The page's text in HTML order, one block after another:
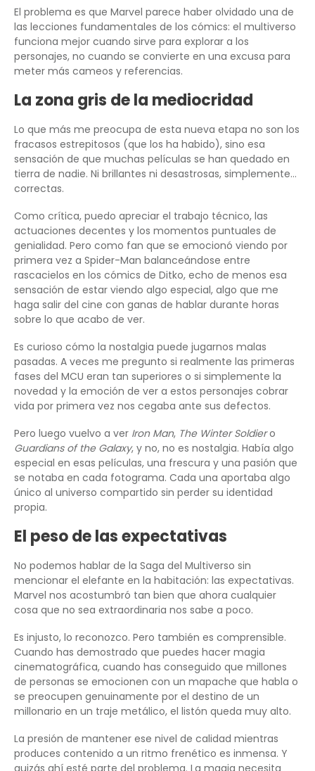
El problema es que Marvel parece haber olvidado una de
las lecciones fundamentales de los cómics: el multiverso
funciona mejor cuando sirve para explorar a los
personajes, no cuando se convierte en una excusa para
meter más cameos y referencias.
La zona gris de la mediocridad
Lo que más me preocupa de esta nueva etapa no son los
fracasos estrepitosos (que los ha habido), sino esa
sensación de que muchas películas se han quedado en
tierra de nadie. Ni brillantes ni desastrosas, simplemente…
correctas.
Como crítica, puedo apreciar el trabajo técnico, las
actuaciones decentes y los momentos puntuales de
genialidad. Pero como fan que se emocionó viendo por
primera vez a Spider-Man balanceándose entre
rascacielos en los cómics de Ditko, echo de menos esa
sensación de estar viendo algo especial, algo que me
haga salir del cine con ganas de hablar durante horas
sobre lo que acabo de ver.
Es curioso cómo la nostalgia puede jugarnos malas
pasadas. A veces me pregunto si realmente las primeras
fases del MCU eran tan superiores o si simplemente la
novedad y la emoción de ver a estos personajes cobrar
vida por primera vez nos cegaba ante sus defectos.
Pero luego vuelvo a ver Iron Man, The Winter Soldiero
Guardians of the Galaxy, y no, no es nostalgia. Había algo
especial en esas películas, una frescura y una pasión que
se notaba en cada fotograma. Cada una aportaba algo
único al universo compartido sin perder su identidad
propia.
El peso de las expectativas
No podemos hablar de la Saga del Multiverso sin
mencionar el elefante en la habitación: las expectativas.
Marvel nos acostumbró tan bien que ahora cualquier
cosa que no sea extraordinaria nos sabe a poco.
Es injusto, lo reconozco. Pero también es comprensible.
Cuando has demostrado que puedes hacer magia
cinematográfica, cuando has conseguido que millones
de personas se emocionen con un mapache que habla o
se preocupen genuinamente por el destino de un
millonario en un traje metálico, el listón queda muy alto.
La presión de mantener ese nivel de calidad mientras
produces contenido a un ritmo frenético es inmensa. Y